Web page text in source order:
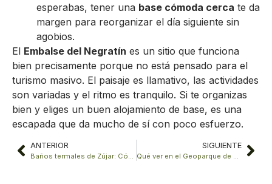
esperabas, tener una base cómoda cerca te da
margen para reorganizar el día siguiente sin
agobios.
El Embalse del Negratín es un sitio que funciona
bien precisamente porque no está pensado para el
turismo masivo. El paisaje es llamativo, las actividades
son variadas y el ritmo es tranquilo. Si te organizas
bien y eliges un buen alojamiento de base, es una
escapada que da mucho de sí con poco esfuerzo.
ANTERIOR
Baños termales de Zújar: Cómo surgieron, beneficios y guía de acceso
SIGUIENTE
Qué ver en el Geoparque de Granada en 2 días